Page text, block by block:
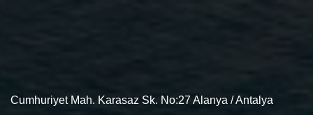
Cumhuriyet Mah. Karasaz Sk. No:27 Alanya / Antalya